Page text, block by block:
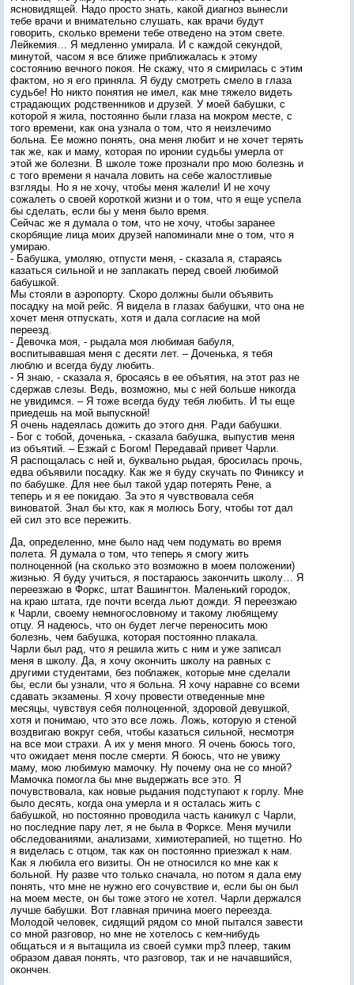
ясновидящей. Надо просто знать, какой диагноз вынесли
тебе врачи и внимательно слушать, как врачи будут
говорить, сколько времени тебе отведено на этом свете.
Лейкемия… Я медленно умирала. И с каждой секундой,
минутой, часом я все ближе приближалась к этому
состоянию вечного покоя. Не скажу, что я смирилась с этим
фактом, но я его приняла. Я буду смотреть смело в глаза
судьбе! Но никто понятия не имел, как мне тяжело видеть
страдающих родственников и друзей. У моей бабушки, с
которой я жила, постоянно были глаза на мокром месте, с
того времени, как она узнала о том, что я неизлечимо
больна. Ее можно понять, она меня любит и не хочет терять
так же, как и маму, которая по иронии судьбы умерла от
этой же болезни. В школе тоже прознали про мою болезнь и
с того времени я начала ловить на себе жалостливые
взгляды. Но я не хочу, чтобы меня жалели! И не хочу
сожалеть о своей короткой жизни и о том, что я еще успела
бы сделать, если бы у меня было время.
Сейчас же я думала о том, что не хочу, чтобы заранее
скорбящие лица моих друзей напоминали мне о том, что я
умираю.
- Бабушка, умоляю, отпусти меня, - сказала я, стараясь
казаться сильной и не заплакать перед своей любимой
бабушкой.
Мы стояли в аэропорту. Скоро должны были объявить
посадку на мой рейс. Я видела в глазах бабушки, что она не
хочет меня отпускать, хотя и дала согласие на мой
переезд.
- Девочка моя, - рыдала моя любимая бабуля,
воспитывавшая меня с десяти лет. – Доченька, я тебя
люблю и всегда буду любить.
- Я знаю, - сказала я, бросаясь в ее объятия, на этот раз не
сдержав слезы. Ведь, возможно, мы с ней больше никогда
не увидимся. – Я тоже всегда буду тебя любить. И ты еще
приедешь на мой выпускной!
Я очень надеялась дожить до этого дня. Ради бабушки.
- Бог с тобой, доченька, - сказала бабушка, выпустив меня
из объятий. – Езжай с Богом! Передавай привет Чарли.
Я распощалась с ней и, буквально рыдая, бросилась прочь,
едва объявили посадку. Как же я буду скучать по Финиксу и
по бабушке. Для нее был такой удар потерять Рене, а
теперь и я ее покидаю. За это я чувствовала себя
виноватой. Знал бы кто, как я молюсь Богу, чтобы тот дал
ей сил это все пережить.
Да, определенно, мне было над чем подумать во время
полета. Я думала о том, что теперь я смогу жить
полноценной (на сколько это возможно в моем положении)
жизнью. Я буду учиться, я постараюсь закончить школу… Я
переезжаю в Форкс, штат Вашингтон. Маленький городок,
на краю штата, где почти всегда льют дожди. Я переезжаю
к Чарли, своему немногословному и такому любящему
отцу. Я надеюсь, что он будет легче переносить мою
болезнь, чем бабушка, которая постоянно плакала.
Чарли был рад, что я решила жить с ним и уже записал
меня в школу. Да, я хочу окончить школу на равных с
другими студентами, без поблажек, которые мне сделали
бы, если бы узнали, что я больна. Я хочу наравне со всеми
сдавать экзамены. Я хочу провести отведенные мне
месяцы, чувствуя себя полноценной, здоровой девушкой,
хотя и понимаю, что это все ложь. Ложь, которую я стеной
воздвигаю вокруг себя, чтобы казаться сильной, несмотря
на все мои страхи. А их у меня много. Я очень боюсь того,
что ожидает меня после смерти. Я боюсь, что не увижу
маму, мою любимую мамочку. Ну почему она не со мной?
Мамочка помогла бы мне выдержать все это. Я
почувствовала, как новые рыдания подступают к горлу. Мне
было десять, когда она умерла и я осталась жить с
бабушкой, но постоянно проводила часть каникул с Чарли,
но последние пару лет, я не была в Форксе. Меня мучили
обследованиями, анализами, химиотерапией, но тщетно. Но
я виделась с отцом, так как он постоянно приезжал к нам.
Как я любила его визиты. Он не относился ко мне как к
больной. Ну разве что только сначала, но потом я дала ему
понять, что мне не нужно его сочувствие и, если бы он был
на моем месте, он бы тоже этого не хотел. Чарли держался
лучше бабушки. Вот главная причина моего переезда.
Молодой человек, сидящий рядом со мной пытался завести
со мной разговор, но мне не хотелось с кем-нибудь
общаться и я вытащила из своей сумки mp3 плеер, таким
образом давая понять, что разговор, так и не начавшийся,
окончен.